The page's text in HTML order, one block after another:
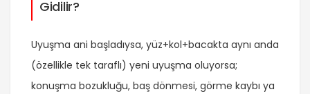
Gidilir?
Uyuşma ani başladıysa, yüz+kol+bacakta aynı anda
(özellikle tek taraflı) yeni uyuşma oluyorsa;
konuşma bozukluğu, baş dönmesi, görme kaybı ya